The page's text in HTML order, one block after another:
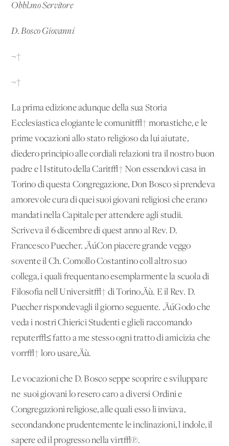
Obbl.mo Servitore
D. Bosco Giovanni
¬†
¬†
La prima edizione adunque della sua Storia
Ecclesiastica elogiante le comunit√† monastiche, e le
prime vocazioni allo stato religioso da lui aiutate,
diedero principio alle cordiali relazioni tra il nostro buon
padre e l'Istituto della Carit√† Non essendovi casa in
Torino di questa Congregazione, Don Bosco si prendeva
amorevole cura di quei suoi giovani religiosi che erano
mandati nella Capitale per attendere agli studii.
Scriveva il 6 dicembre di quest'anno al Rev. D.
Francesco Puecher. ‚ÄúCon piacere grande veggo
sovente il Ch. Comollo Costantino coll'altro suo
collega, i quali frequentano esemplarmente la scuola di
Filosofia nell'Universit√† di Torino‚Äù. E il Rev. D.
Puecher rispondevagli il giorno seguente. ‚ÄúGodo che
veda i nostri Chierici Studenti e glieli raccomando
reputer√≤ fatto a me stesso ogni tratto di amicizia che
vorr√† loro usare‚Äù.
Le vocazioni che D. Bosco seppe scoprire e sviluppare
ne' suoi giovani lo resero caro a diversi Ordini e
Congregazioni religiose, alle quali esso li inviava,
secondandone prudentemente le inclinazioni, l'indole, il
sapere ed il progresso nella virt√π.